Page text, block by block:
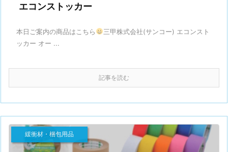
エコンストッカー
本日ご案内の商品はこちら
三甲株式会社(サンコー) エコンスト
ッカー オー ...
記事を読む
緩衝材・梱包用品